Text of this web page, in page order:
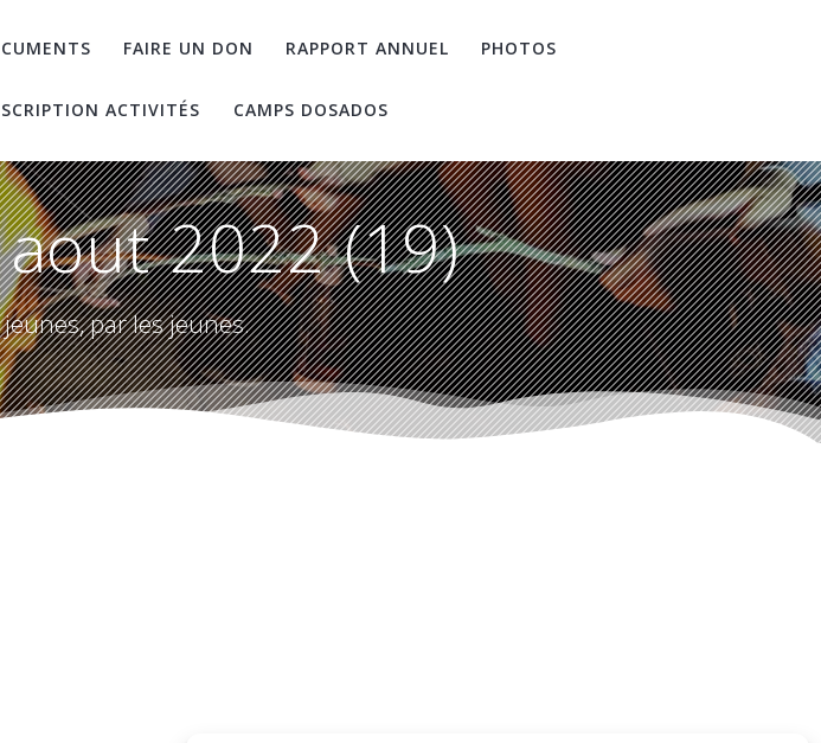
FAIRE UN DON RAPPORT ANNUEL PHOTOS
ACTIVITÉS CAMPS DOSADOS
2022 (19)
par les jeunes.